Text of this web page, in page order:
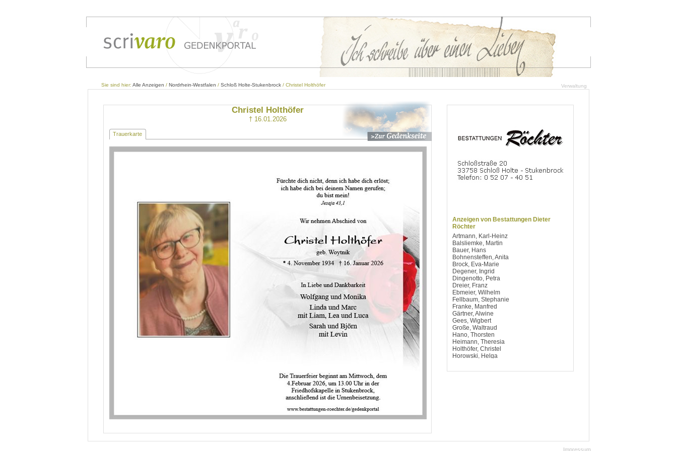
Verwaltung
Sie sind hier: Alle Anzeigen / Nordrhein-Westfalen / Schloß Holte-Stukenbrock / Christel Holthöfer
Christel Holthöfer
† 16.01.2026
Trauerkarte
Anzeigen von Bestattungen Dieter
Röchter
Artmann, Karl-Heinz
Balsliemke, Martin
Bauer, Hans
Bohnensteffen, Anita
Brock, Eva-Marie
Degener, Ingrid
Dingenotto, Petra
Dreier, Franz
Ebmeier, Wilhelm
Fellbaum, Stephanie
Franke, Manfred
Gärtner, Alwine
Gees, Wigbert
Große, Waltraud
Hano, Thorsten
Heimann, Theresia
Holthöfer, Christel
Horowski, Helga
Jürgens, Wilhelm
Liemke, Heinrich
Impressum